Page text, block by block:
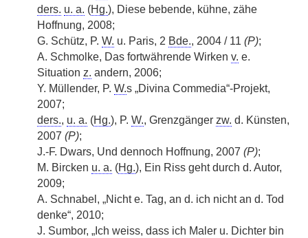
ders. u. a. (Hg.), Diese bebende, kühne, zähe
Hoffnung, 2008;
G. Schütz, P. W. u. Paris, 2 Bde., 2004 / 11 (P);
A. Schmolke, Das fortwährende Wirken v. e.
Situation z. andern, 2006;
Y. Müllender, P. W.s „Divina Commedia“-Projekt,
2007;
ders., u. a. (Hg.), P. W., Grenzgänger zw. d. Künsten,
2007 (P);
J.-F. Dwars, Und dennoch Hoffnung, 2007 (P);
M. Bircken u. a. (Hg.), Ein Riss geht durch d. Autor,
2009;
A. Schnabel, „Nicht e. Tag, an d. ich nicht an d. Tod
denke“, 2010;
J. Sumbor, „Ich weiss, dass ich Maler u. Dichter bin